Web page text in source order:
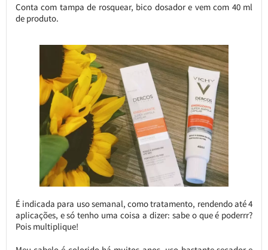
Conta com tampa de rosquear, bico dosador e vem com 40 ml
de produto.
É indicada para uso semanal, como tratamento, rendendo até 4
aplicações, e só tenho uma coisa a dizer: sabe o que é poderrr?
Pois multiplique!